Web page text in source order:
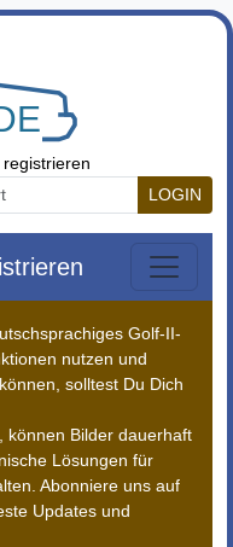
LOGIN
Golf-II-
nutzen und
solltest Du Dich
können Bilder dauerhaft
Lösungen für
Abonniere uns auf
Updates und